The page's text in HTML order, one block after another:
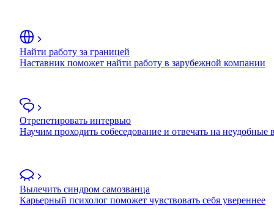
Найти работу за границей
Наставник поможет найти работу в зарубежной компании
Отрепетировать интервью
Научим проходить собеседование и отвечать на неудобные
Вылечить синдром самозванца
Карьерный психолог поможет чувствовать себя увереннее